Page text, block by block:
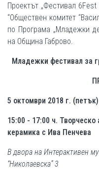
Проектът „Фестивал
“Обществен комитет
по Програма „Младежки
на Община Габрово.
Младежки фестивал за
5 октомври 2018 г. (петък)
15:00 - 17:00 ч. Творческо
керамика с Ива Пенчева
В двора на Интерактивен
“Николаевска” 3